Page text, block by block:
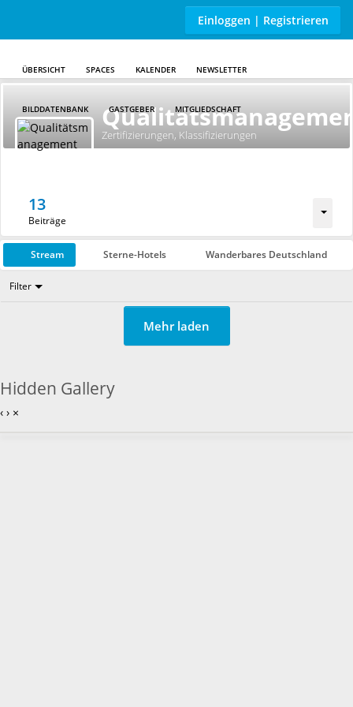
Skip to main content
Einloggen | Registrieren
ÜBERSICHT SPACES KALENDER NEWSLETTER
BILDDATENBANK GASTGEBER MITGLIEDSCHAFT
Zertifizierungen, Klassifizierungen
13
Beiträge
Stream Sterne-Hotels Wanderbares Deutschland
Filter
Mehr laden
Hidden Gallery
‹ › ×